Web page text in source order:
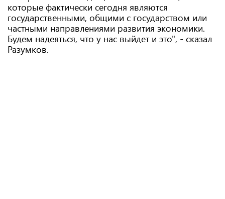
которые фактически сегодня являются
государственными, общими с государством или
частными направлениями развития экономики.
Будем надеяться, что у нас выйдет и это", - сказал
Разумков.